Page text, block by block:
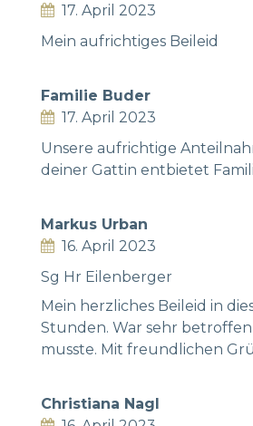
17. April 2023
Mein aufrichtiges Beileid
Familie Buder
17. April 2023
Unsere aufrichtige
deiner Gattin entbietet
Markus Urban
16. April 2023
Sg Hr Eilenberger
Mein herzliches Beileid in
Stunden. War sehr betroffen
musste. Mit freundlichen
Christiana Nagl